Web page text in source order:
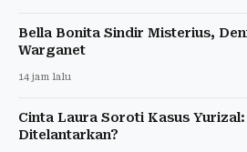
Bella Bonita Sindir Misterius,
Warganet
14 jam lalu
Cinta Laura Soroti Kasus
Ditelantarkan?